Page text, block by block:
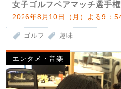
女子ゴルフペアマッチ選手権
2026年8月10日（月）よる9：
ゴルフ 趣味
エンタメ・音楽